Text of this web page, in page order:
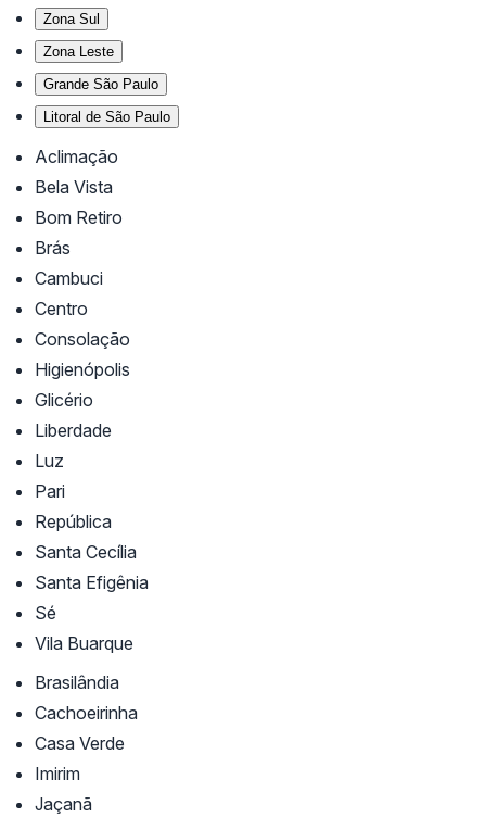
Zona Sul
Zona Leste
Grande São Paulo
Litoral de São Paulo
Aclimação
Bela Vista
Bom Retiro
Brás
Cambuci
Centro
Consolação
Higienópolis
Glicério
Liberdade
Luz
Pari
República
Santa Cecília
Santa Efigênia
Sé
Vila Buarque
Brasilândia
Cachoeirinha
Casa Verde
Imirim
Jaçanã